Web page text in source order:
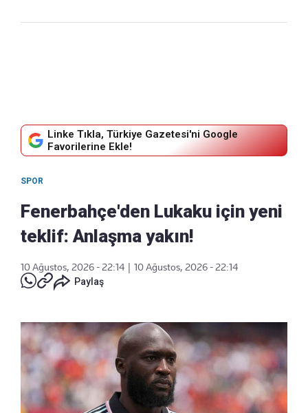
Linke Tıkla, Türkiye Gazetesi'ni Google
Favorilerine Ekle!
SPOR
Fenerbahçe'den Lukaku için yeni
teklif: Anlaşma yakın!
10 Ağustos, 2026 - 22:14
10 Ağustos, 2026 - 22:14
Paylaş